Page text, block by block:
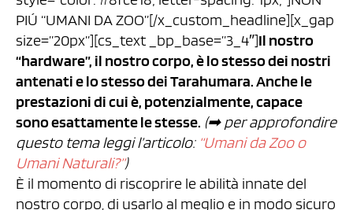
PIÚ “UMANI DA ZOO”[/x_custom_headline][x_gap
size=”20px”][cs_text _bp_base=”3_4″]Il nostro
“hardware”, il nostro corpo, è lo stesso dei nostri
antenati e lo stesso dei Tarahumara. Anche le
prestazioni di cui è, potenzialmente, capace
sono esattamente le stesse. (➡︎ per approfondire
questo tema leggi l’articolo: “Umani da Zoo o
Umani Naturali?”)
È il momento di riscoprire le abilità innate del
nostro corpo, di usarlo al meglio e in modo sicuro